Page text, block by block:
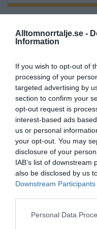
Alltomnorrtalje.se -
Information
If you wish to opt-out of
processing of your
targeted advertising by
section to confirm your
opt-out request is
interest-based ads
us or personal
your opt-out. You may
disclosure of your
IAB’s list of
also be disclosed by us
Downstream Participants
Personal Data
KGT Fastighet
fastighetsbolag i
16/4 NYA BOLAG
Panthalassa Åre
25/3 NYA BOLAG
Nytt
Norrtälje
25/3 NYA BOLAG
Trålen 24 AB
måleriföretag i